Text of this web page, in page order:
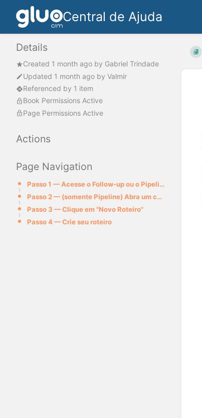
Central de Ajuda
Details
Created 1 month ago by Gabriel Trindade
Updated 1 month ago by Valmir
Referenced by 1 item
Book Permissions Active
Page Permissions Active
Actions
Page Navigation
Passo 1 — Acesse o Follow-up ou o Pipeline
Passo 2 — (somente Pipeline) Abra um card
Passo 3 — Clique em "Novo Roteiro"
Passo 4 — Crie seu roteiro